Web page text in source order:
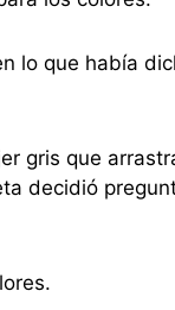
lo que había
gris que
decidió